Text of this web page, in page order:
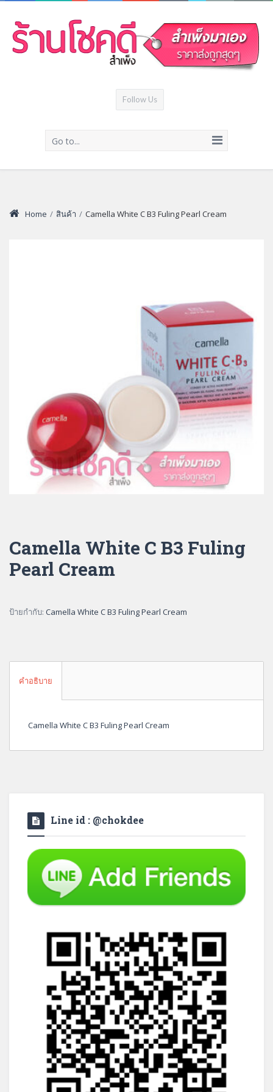
Follow Us
Go to...
Home / สินค้า / Camella White C B3 Fuling Pearl Cream
Camella White C B3 Fuling
Pearl Cream
ป้ายกำกับ: Camella White C B3 Fuling Pearl Cream
คำอธิบาย
Camella White C B3 Fuling Pearl Cream
Line id : @chokdee